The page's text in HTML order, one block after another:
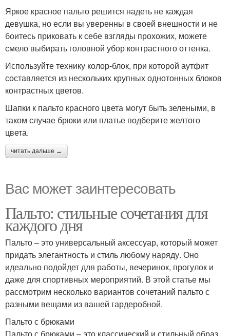
Яркое красное пальто решится надеть не каждая
девушка, но если вы уверенны в своей внешности и не
боитесь приковать к себе взгляды прохожих, можете
смело выбирать головной убор контрастного оттенка.
Используйте технику колор-блок, при которой аутфит
составляется из нескольких крупных однотонных блоков
контрастных цветов.
Шапки к пальто красного цвета могут быть зелеными, в
таком случае брюки или платье подберите желтого
цвета.
читать дальше →
Вас может заинтересовать
Пальто: стильные сочетания для
каждого дня
Пальто – это универсальный аксессуар, который может
придать элегантность и стиль любому наряду. Оно
идеально подойдет для работы, вечеринок, прогулок и
даже для спортивных мероприятий. В этой статье мы
рассмотрим несколько вариантов сочетаний пальто с
разными вещами из вашей гардеробной.
Пальто с брюками